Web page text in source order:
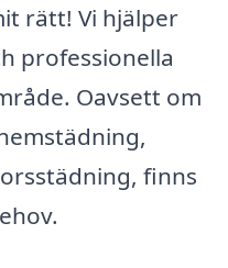
rätt! Vi hjälper
professionella
Oavsett om
finns